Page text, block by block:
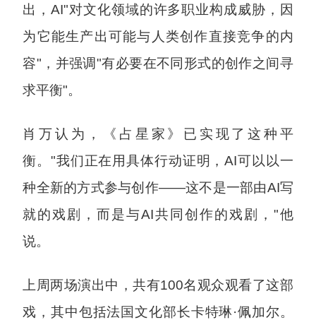
出，AI"对文化领域的许多职业构成威胁，因
为它能生产出可能与人类创作直接竞争的内
容"，并强调"有必要在不同形式的创作之间寻
求平衡"。
肖万认为，《占星家》已实现了这种平
衡。"我们正在用具体行动证明，AI可以以一
种全新的方式参与创作——这不是一部由AI写
就的戏剧，而是与AI共同创作的戏剧，"他
说。
上周两场演出中，共有100名观众观看了这部
戏，其中包括法国文化部长卡特琳·佩加尔。